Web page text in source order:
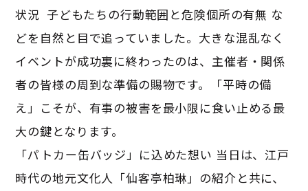
状況 子どもたちの行動範囲と危険個所の有無 な
どを自然と目で追っていました。大きな混乱なく
イベントが成功裏に終わったのは、主催者・関係
者の皆様の周到な準備の賜物です。「平時の備
え」こそが、有事の被害を最小限に食い止める最
大の鍵となります。
「パトカー缶バッジ」に込めた想い 当日は、江戸
時代の地元文化人「仙客亭柏琳」の紹介と共に、